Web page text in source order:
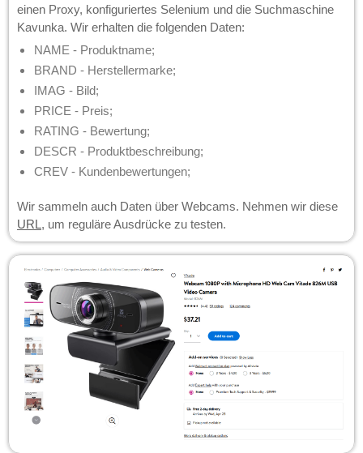
einen Proxy, konfiguriertes Selenium und die Suchmaschine
Kavunka. Wir erhalten die folgenden Daten:
NAME - Produktname;
BRAND - Herstellermarke;
IMAG - Bild;
PRICE - Preis;
RATING - Bewertung;
DESCR - Produktbeschreibung;
CREV - Kundenbewertungen;
Wir sammeln auch Daten über Webcams. Nehmen wir diese
URL, um reguläre Ausdrücke zu testen.